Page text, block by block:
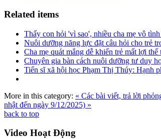
Related items
Thấy con hỏi 'vì sao', nhiều cha mẹ vô
Nuôi dưỡng năng lực đặt câu hỏi cho trẻ
Cha mẹ quát mắng dễ khiến trẻ mất lợi
Chuyên gia bàn cách nuôi dưỡng tư duy
Tiến sĩ xã hội học Phạm Thị Thúy: Hạnh
More in this category: « Các bài viết, trả lời
nhật đến ngày 9/12/2025) »
back to top
Video Hoạt Động